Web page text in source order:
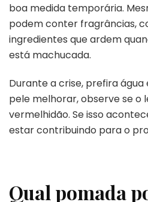
boa medida temporária.
podem conter fragrâncias,
ingredientes que ardem
está machucada.
Durante a crise, prefira água
pele melhorar, observe se o
vermelhidão. Se isso
estar contribuindo para o
Qual pomada